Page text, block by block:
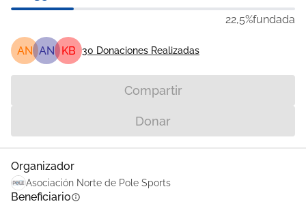
22,5%fundada
AN AN KB 30 Donaciones Realizadas
Compartir
Donar
Organizador
Asociación Norte de Pole Sports
Beneficiarioinfo